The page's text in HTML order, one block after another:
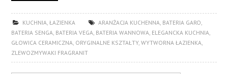
KUCHNIA,ŁAZIENKA ARANŻACJA KUCHENNA, BATERIA GARO,
BATERIA SENGA, BATERIA VEGA, BATERIA WANNOWA, ELEGANCKA KUCHNIA,
GŁOWICA CERAMICZNA, ORYGINALNE KSZTAŁTY,WYTWORNA ŁAZIENKA,
ZLEWOZMYWAKI FRAGRANIT